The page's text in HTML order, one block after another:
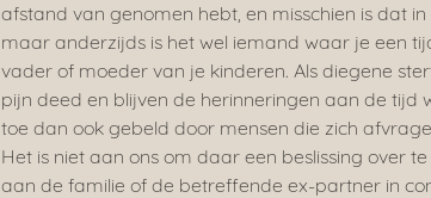
afstand van genomen hebt, en misschien is dat
maar anderzijds is het wel iemand waar je een
vader of moeder van je kinderen. Als diegene
pijn deed en blijven de herinneringen aan de tijd
toe dan ook gebeld door mensen die zich
Het is niet aan ons om daar een beslissing over
aan de familie of de betreffende ex-partner in